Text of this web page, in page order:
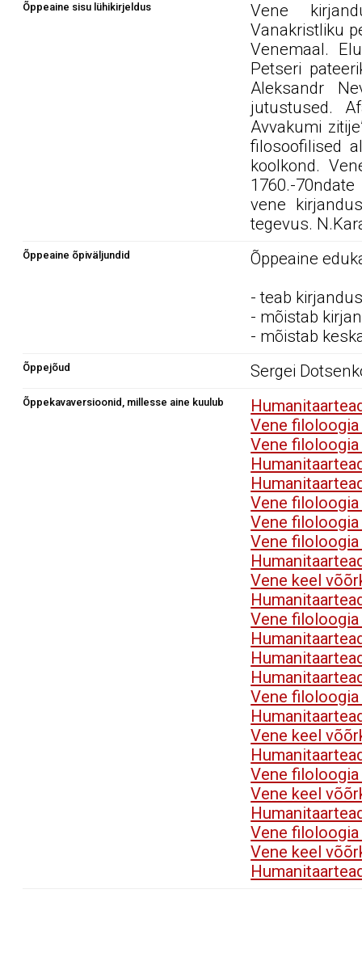
Õppeaine sisu lühikirjeldus
Vene
Vanakristliku
Venemaal.
Petseri
Aleksandr
jutustused.
Avvakumi
filosoofilised
koolkond.
1760.-
vene
tegevus.
Õppeaine õpiväljundid
Õppeaine
- teab
- mõistab
- mõistab
Õppejõud Sergei
Õppekavaversioonid, millesse aine kuulub
Vene
Vene
Vene
Vene
Vene
Vene keel
Vene
Vene
Vene keel
Vene
Vene keel
Vene
Vene keel